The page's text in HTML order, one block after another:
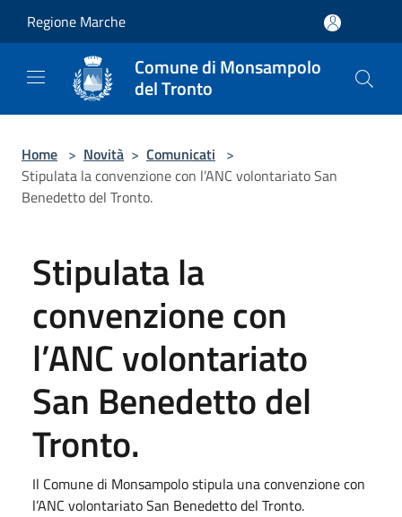
Regione Marche
Comune di Monsampolo
del Tronto
Home > Novità > Comunicati >
Stipulata la convenzione con l’ANC volontariato San
Benedetto del Tronto.
Stipulata la
convenzione con
l’ANC volontariato
San Benedetto del
Tronto.
Il Comune di Monsampolo stipula una convenzione con
l’ANC volontariato San Benedetto del Tronto.